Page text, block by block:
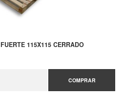
115X115 CERRADO
COMPRAR